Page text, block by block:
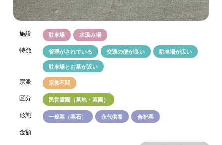
施設 駐車場 水汲み場
特徴 管理がされている 交通の便が良い 駐車場が広い
駐車場とお墓が近い
宗派 宗教不問
区分 民営霊園（墓地・墓園）
形態 一般墓（墓石） 永代供養 合祀墓
金額